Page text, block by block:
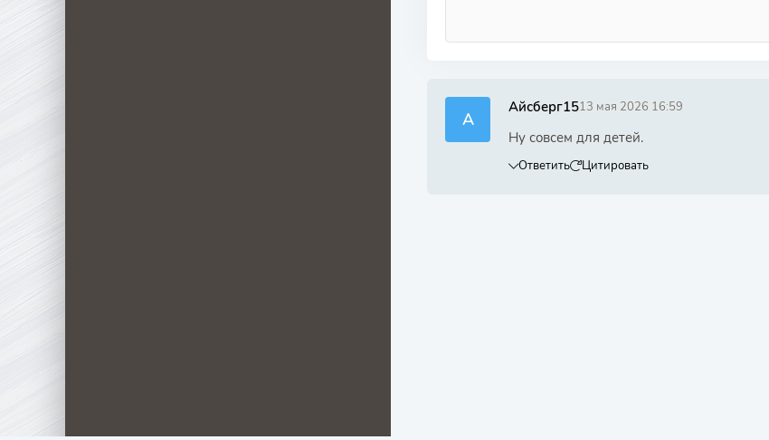
А
Айсберг1513 мая 2026 16:59
Ну совсем для детей.
Ответить Цитировать